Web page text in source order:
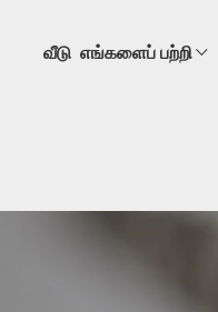
வீடு எங்களைப் பற்றி